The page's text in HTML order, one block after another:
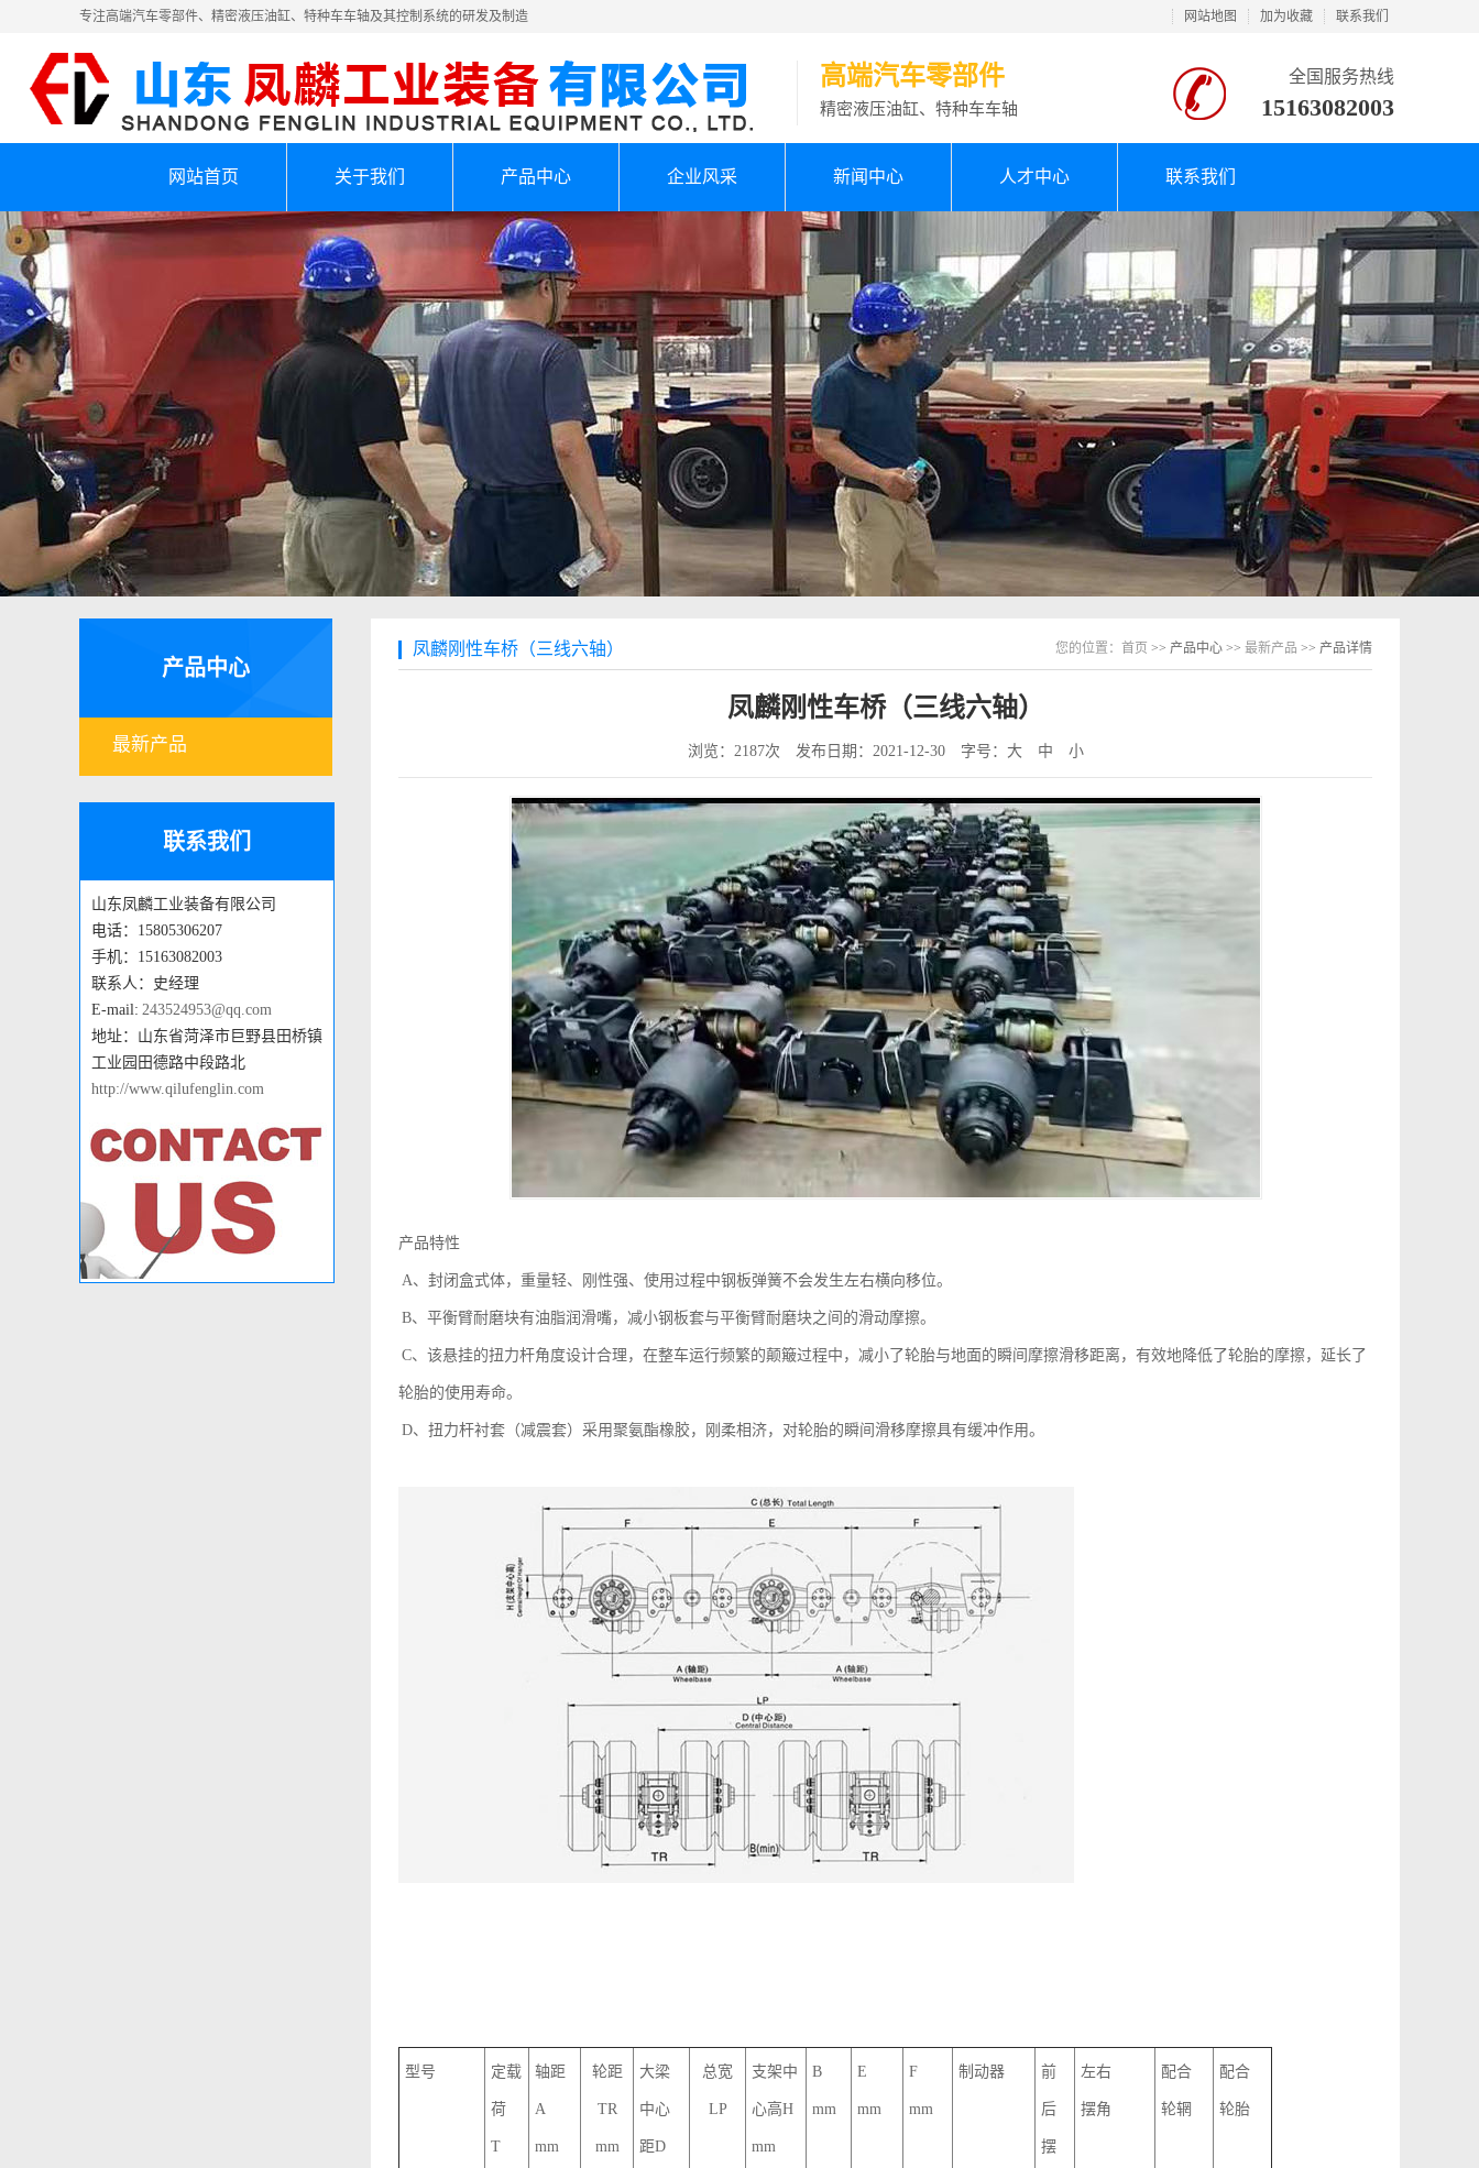
专注高端汽车零部件、精密液压油缸、特种车车轴及其控制系统的研发及制造 网站地图 加为收藏 联系我们
高端汽车零部件
精密液压油缸、特种车车轴
全国服务热线
15163082003
网站首页 关于我们 产品中心 企业风采 新闻中心 人才中心 联系我们
产品中心
最新产品
联系我们
山东凤麟工业装备有限公司
电话：15805306207
手机：15163082003
联系人：史经理
E-mail: 243524953@qq.com
地址：山东省菏泽市巨野县田桥镇
工业园田德路中段路北
http://www.qilufenglin.com
凤麟刚性车桥（三线六轴） 您的位置： 首页 >> 产品中心 >> 最新产品 >> 产品详情
凤麟刚性车桥（三线六轴）
浏览：2187次 发布日期：2021-12-30 字号： 大 中 小
产品特性
A、封闭盒式体，重量轻、刚性强、使用过程中钢板弹簧不会发生左右横向移位。
B、平衡臂耐磨块有油脂润滑嘴，减小钢板套与平衡臂耐磨块之间的滑动摩擦。
C、该悬挂的扭力杆角度设计合理，在整车运行频繁的颠簸过程中，减小了轮胎与地面的瞬间摩擦滑移距离，有效地降低了轮胎的摩擦，延长了
轮胎的使用寿命。
D、扭力杆衬套（减震套）采用聚氨酯橡胶，刚柔相济，对轮胎的瞬间滑移摩擦具有缓冲作用。
型号 定载
荷
T
轴距
A
mm
轮距
TR
mm
大梁
中心
距D
总宽
LP
支架中
心高H
mm
B
mm
E
mm
F
mm
制动器 前
后
摆
左右
摆角
配合
轮辋
配合
轮胎